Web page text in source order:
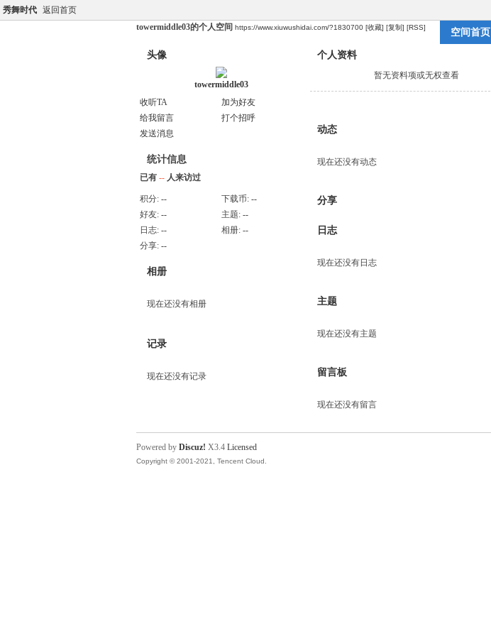
秀舞时代 返回首页
towermiddle03的个人空间 https://www.xiuwushidai.com/?1830700 [收藏] [复制] [RSS] 空间首页
头像
towermiddle03
收听TA
加为好友
给我留言
打个招呼
发送消息
统计信息
已有 -- 人来访过
积分: -- 下载币: --
好友: -- 主题: --
日志: -- 相册: --
分享: --
相册
现在还没有相册
记录
现在还没有记录
个人资料
暂无资料项或无权查看
动态
现在还没有动态
分享
日志
现在还没有日志
主题
现在还没有主题
留言板
现在还没有留言
Powered by Discuz! X3.4 Licensed
Copyright © 2001-2021, Tencent Cloud.